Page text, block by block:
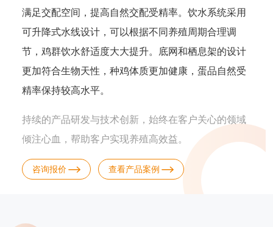
满足交配空间，提高自然交配受精率。饮水系统采用
可升降式水线设计，可以根据不同养殖周期合理调
节，鸡群饮水舒适度大大提升。底网和栖息架的设计
更加符合生物天性，种鸡体质更加健康，蛋品自然受
精率保持较高水平。
持续的产品研发与技术创新，始终在客户关心的领域
倾注心血，帮助客户实现养殖高效益。
咨询报价 查看产品案例